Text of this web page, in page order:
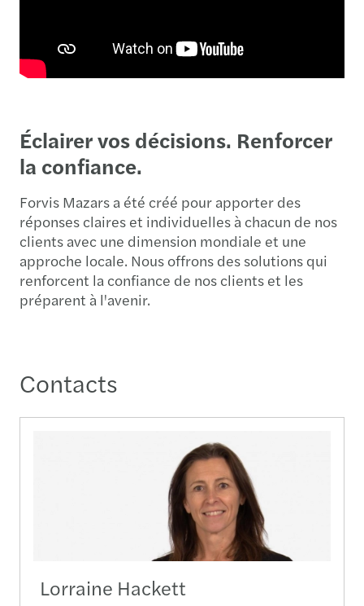
Éclairer vos décisions. Renforcer
la confiance.
Forvis Mazars a été créé pour apporter des
réponses claires et individuelles à chacun de nos
clients avec une dimension mondiale et une
approche locale. Nous offrons des solutions qui
renforcent la confiance de nos clients et les
préparent à l'avenir.
Contacts
Lorraine Hackett